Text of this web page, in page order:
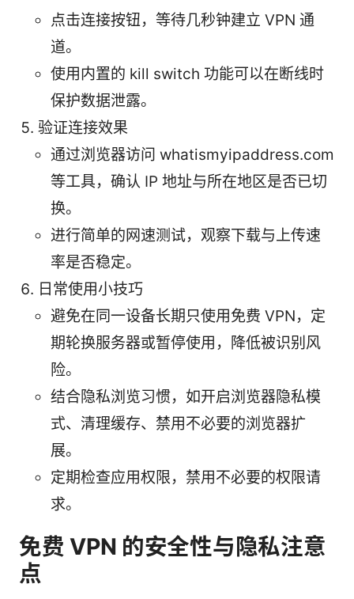
点击连接按钮，等待几秒钟建立 VPN 通
道。
使用内置的 kill switch 功能可以在断线时
保护数据泄露。
验证连接效果
通过浏览器访问 whatismyipaddress.com
等工具，确认 IP 地址与所在地区是否已切
换。
进行简单的网速测试，观察下载与上传速
率是否稳定。
日常使用小技巧
避免在同一设备长期只使用免费 VPN，定
期轮换服务器或暂停使用，降低被识别风
险。
结合隐私浏览习惯，如开启浏览器隐私模
式、清理缓存、禁用不必要的浏览器扩
展。
定期检查应用权限，禁用不必要的权限请
求。
免费 VPN 的安全性与隐私注意
点